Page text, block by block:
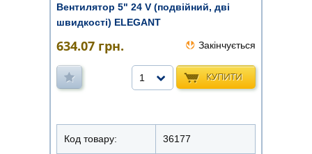
Вентилятор 5" 24 V (подвійний, дві
швидкості) ELEGANT
634.07 грн. Закінчується
КУПИТИ
1
Код товару: 36177